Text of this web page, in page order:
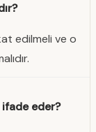
edilmeli ve o
eder?